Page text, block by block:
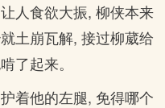
人食欲大振, 柳侠本来
土崩瓦解, 接过柳葳给
了起来。
着他的左腿, 免得哪个